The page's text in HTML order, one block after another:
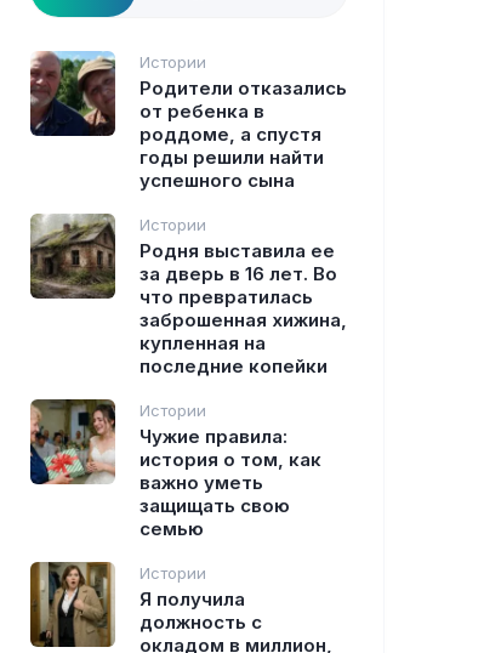
Истории
Родители отказались
от ребенка в
роддоме, а спустя
годы решили найти
успешного сына
Истории
Родня выставила ее
за дверь в 16 лет. Во
что превратилась
заброшенная хижина,
купленная на
последние копейки
Истории
Чужие правила:
история о том, как
важно уметь
защищать свою
семью
Истории
Я получила
должность с
окладом в миллион,